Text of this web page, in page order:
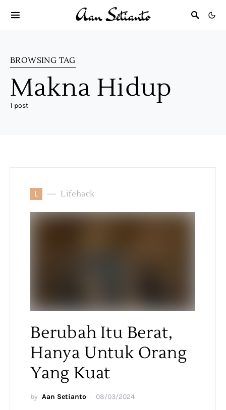
BROWSING TAG
Makna Hidup
1 post
L Lifehack
Berubah Itu Berat,
Hanya Untuk Orang
Yang Kuat
by Aan Setianto 08/03/2024